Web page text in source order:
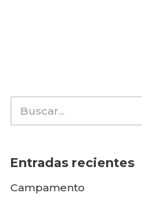
Entradas recientes
Campamento